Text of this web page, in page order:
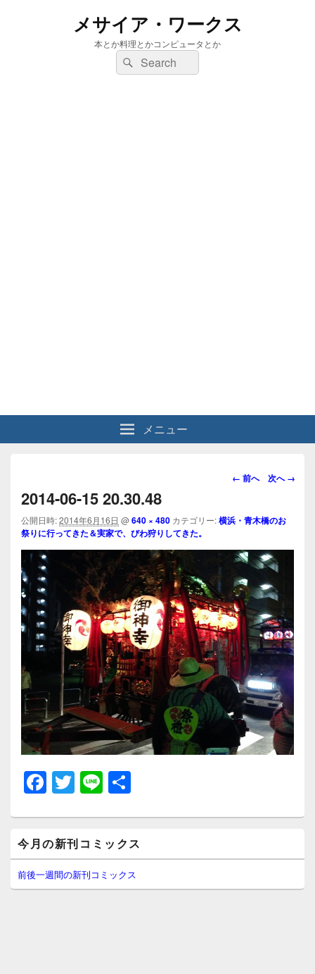
メサイア・ワークス
本とか料理とかコンピュータとか
検
索:
検
索
メニュー
画
ビ
ー
シ
ョ
ン
← 前へ 次へ →
2014-06-15 20.30.48
公開日時:2014年6月16日 @640 × 480 カテゴリー:横浜・青木橋のお
祭りに行ってきた＆実家で、びわ狩りしてきた。
F
a
c
e
b
o
T
wi
tt
er
Li
n
e
イ
ン
サ
イ
今月の新刊コミックス
前後一週間の新刊コミックス